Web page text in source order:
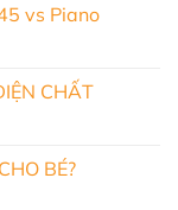
vs Piano
CHẤT
BÉ?